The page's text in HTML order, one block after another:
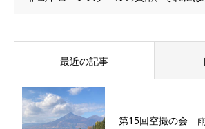
最近の記事
第15回空撮の会